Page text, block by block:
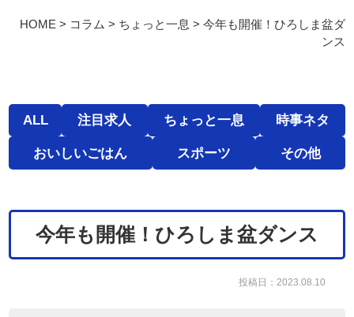
HOME> コラム > ちょっと一息 > 今年も開催！ひろしま盆ダ
ンス
ALL 注目求人 ちょっと一息 時事ネタ
おいしいごはん スポーツ その他
今年も開催！ひろしま盆ダンス
投稿日：2023.08.10